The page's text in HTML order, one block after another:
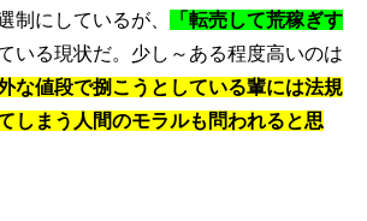
制にしているが、
「転売して荒稼ぎす
いる現状だ。少し～ある程度高いのは
な値段で捌こうとしている輩には法規
しまう人間のモラルも問われると思